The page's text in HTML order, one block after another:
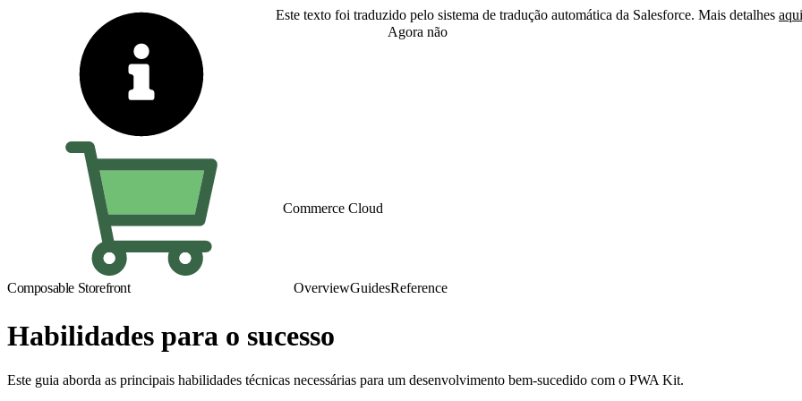
Este texto foi traduzido pelo sistema de tradução automática da Salesforce. Mais detalhes aqui
Agora não
Commerce Cloud
Composable Storefront OverviewGuidesReference
Habilidades para o sucesso
Este guia aborda as principais habilidades técnicas necessárias para um desenvolvimento bem-sucedido com o PWA Kit.